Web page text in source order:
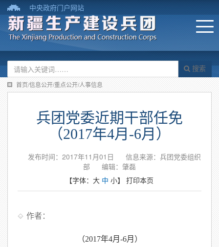
中央政府门户网站
搜索
首页/信息公开/重点公开/人事信息
兵团党委近期干部任免
（2017年4月-6月）
发布时间：2017年11月01日
信息来源：兵团党委组织
部
编辑：肇磊
【字体： 大 中 小】 打印本页
作者：
（2017年4月-6月）